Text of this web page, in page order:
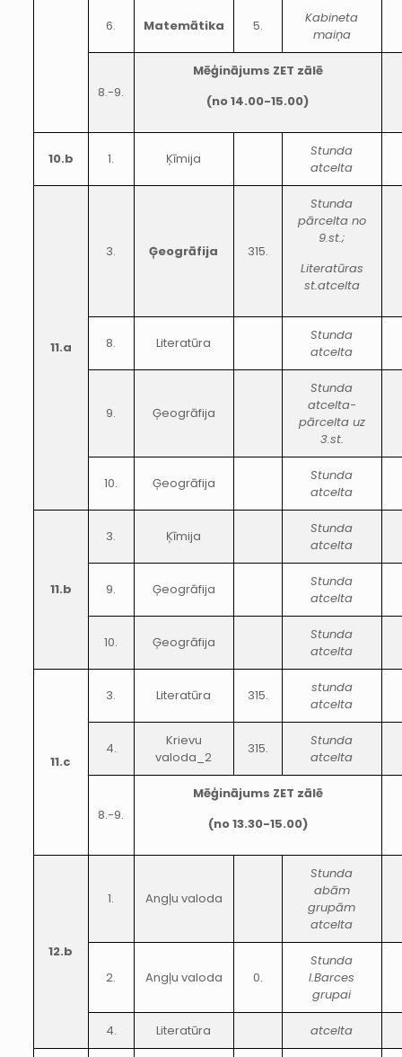
6. Matemātika 5.
Kabineta
maiņa
8.-9.
Mēģinājums ZET zālē
(no 14.00-15.00)
10.b 1. Ķīmija
Stunda
atcelta
11.a
3. Ģeogrāfija 315.
Stunda
pārcelta no
9.st.;
Literatūras
st.atcelta
8. Literatūra
Stunda
atcelta
9. Ģeogrāfija
Stunda
atcelta-
pārcelta uz
3.st.
10. Ģeogrāfija
Stunda
atcelta
11.b
3. Ķīmija
Stunda
atcelta
9. Ģeogrāfija
Stunda
atcelta
10. Ģeogrāfija
Stunda
atcelta
11.c
3. Literatūra 315.
stunda
atcelta
4.
Krievu
valoda_2
315.
Stunda
atcelta
8.-9.
Mēģinājums ZET zālē
(no 13.30-15.00)
12.b
1. Angļu valoda
Stunda
abām
grupām
atcelta
2. Angļu valoda 0.
Stunda
I.Barces
grupai
4. Literatūra atcelta